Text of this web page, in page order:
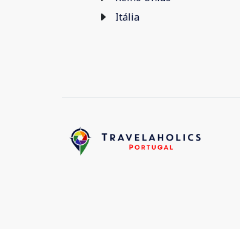
Itália